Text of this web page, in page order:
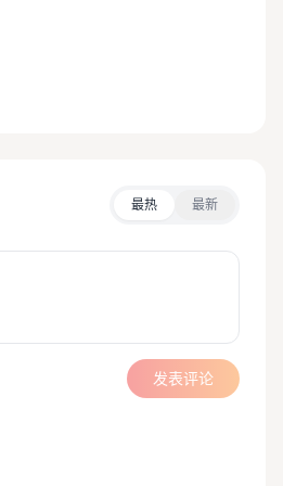
最热 最新
发表评论